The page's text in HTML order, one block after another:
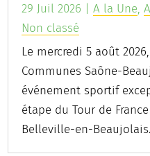
29 Juil 2026 |A la Une,
Non classé
Le mercredi 5 août
Communes Saône-
événement sportif
étape du Tour de
Belleville-en-Beaujolais.